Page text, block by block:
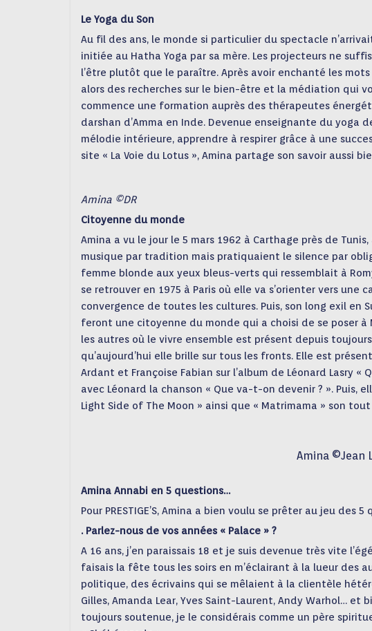
Le Yoga du Son
Au fil des ans, le monde si particulier du spectacle
initiée au Hatha Yoga par sa mère. Les projecteurs ne
l’être plutôt que le paraître. Après avoir enchanté les
alors des recherches sur le bien-être et la médiation qui
commence une formation auprès des thérapeutes
darshan d’Amma en Inde. Devenue enseignante du yoga
mélodie intérieure, apprendre à respirer grâce à une
site « La Voie du Lotus », Amina partage son savoir aussi
Amina ©DR
Citoyenne du monde
Amina a vu le jour le 5 mars 1962 à Carthage près de
musique par tradition mais pratiquaient le silence par
femme blonde aux yeux bleus-verts qui ressemblait à
se retrouver en 1975 à Paris où elle va s’orienter vers une
convergence de toutes les cultures. Puis, son long exil en
feront une citoyenne du monde qui a choisi de se poser à
les autres où le vivre ensemble est présent depuis
qu’aujourd’hui elle brille sur tous les fronts. Elle est
Ardant et Françoise Fabian sur l’album de Léonard Lasry
avec Léonard la chanson « Que va-t-on devenir ? ».
Light Side of The Moon » ainsi que « Matrimama » son
Amina ©Jean
Amina Annabi en 5 questions…
Pour PRESTIGE’S, Amina a bien voulu se prêter au jeu des 5
. Parlez-nous de vos années « Palace » ?
A 16 ans, j’en paraissais 18 et je suis devenue très vite
faisais la fête tous les soirs en m’éclairant à la lueur des
politique, des écrivains qui se mêlaient à la clientèle
Gilles, Amanda Lear, Yves Saint-Laurent, Andy Warhol… et
toujours soutenue, je le considérais comme un père